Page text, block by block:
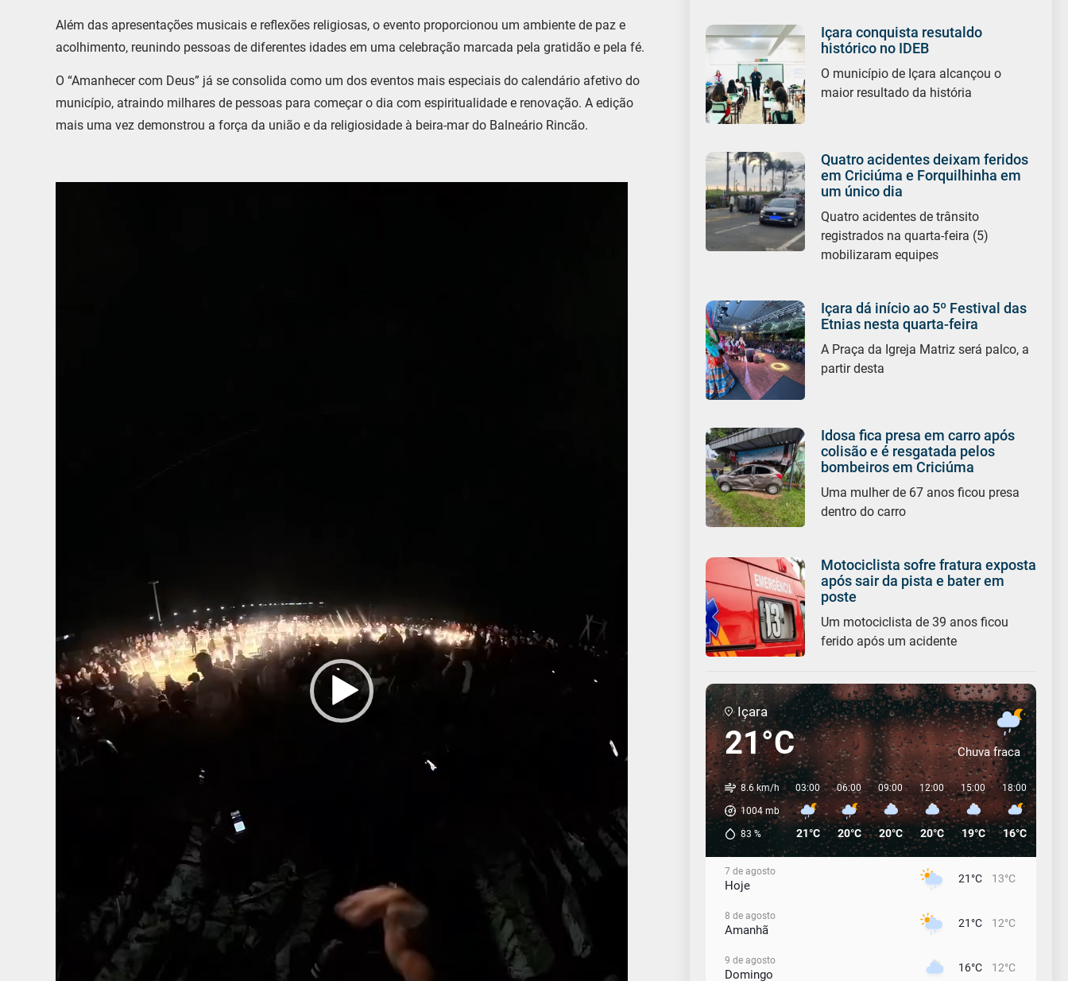
Além das apresentações musicais e reflexões religiosas, o evento proporcionou um ambiente de paz e
acolhimento, reunindo pessoas de diferentes idades em uma celebração marcada pela gratidão e pela fé.
O “Amanhecer com Deus” já se consolida como um dos eventos mais especiais do calendário afetivo do
município, atraindo milhares de pessoas para começar o dia com espiritualidade e renovação. A edição
mais uma vez demonstrou a força da união e da religiosidade à beira-mar do Balneário Rincão.
Içara conquista resutaldo
histórico no IDEB
O município de Içara alcançou o
maior resultado da história
Quatro acidentes deixam feridos
em Criciúma e Forquilhinha em
um único dia
Quatro acidentes de trânsito
registrados na quarta-feira (5)
mobilizaram equipes
Içara dá início ao 5º Festival das
Etnias nesta quarta-feira
A Praça da Igreja Matriz será palco, a
partir desta
Idosa fica presa em carro após
colisão e é resgatada pelos
bombeiros em Criciúma
Uma mulher de 67 anos ficou presa
dentro do carro
Motociclista sofre fratura exposta
após sair da pista e bater em
poste
Um motociclista de 39 anos ficou
ferido após um acidente
Içara
21°C Chuva fraca
8.6 km/h
1004mb
83 %
03:00
21°C
06:00
20°C
09:00
20°C
12:00
20°C
15:00
19°C
18:00
16°C
7 de agosto
Hoje 21°C 13°C
8 de agosto
Amanhã 21°C 12°C
9 de agosto
Domingo 16°C 12°C